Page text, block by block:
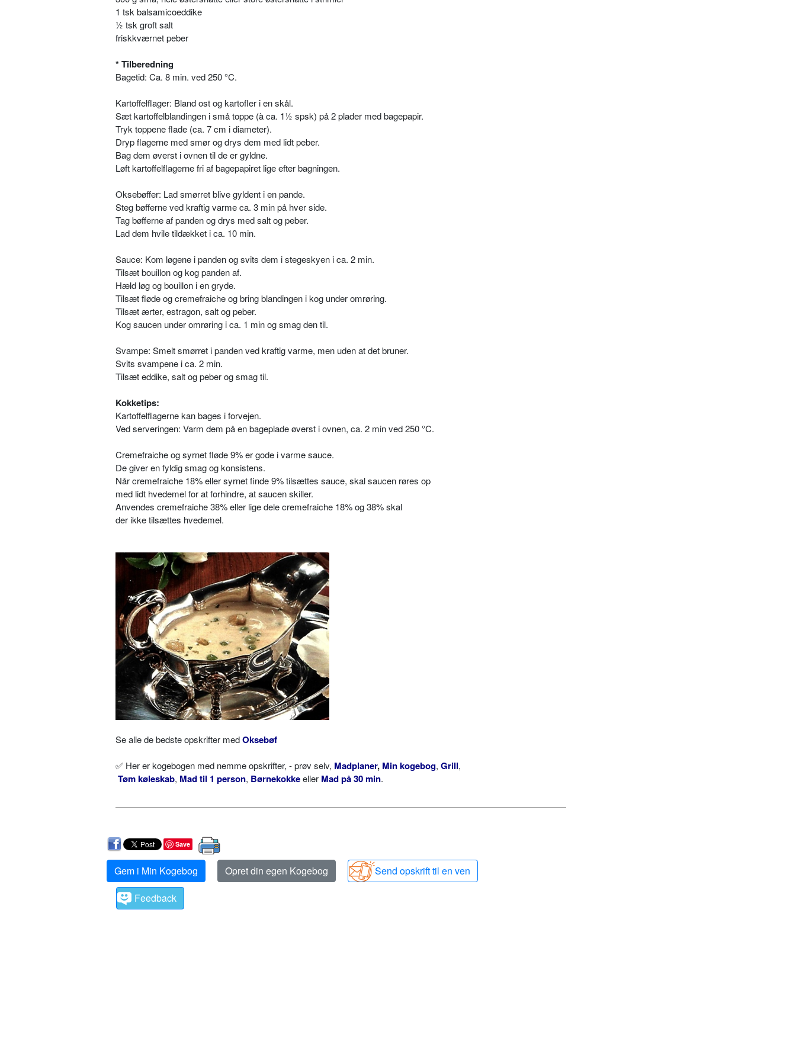
1 tsk balsamicoeddike
½ tsk groft salt
friskkværnet peber
* Tilberedning
Bagetid: Ca. 8 min. ved 250 °C.
Kartoffelflager: Bland ost og kartofler i en skål.
Sæt kartoffelblandingen i små toppe (à ca. 1½ spsk) på 2 plader med bagepapir.
Tryk toppene flade (ca. 7 cm i diameter).
Dryp flagerne med smør og drys dem med lidt peber.
Bag dem øverst i ovnen til de er gyldne.
Løft kartoffelflagerne fri af bagepapiret lige efter bagningen.
Oksebøffer: Lad smørret blive gyldent i en pande.
Steg bøfferne ved kraftig varme ca. 3 min på hver side.
Tag bøfferne af panden og drys med salt og peber.
Lad dem hvile tildækket i ca. 10 min.
Sauce: Kom løgene i panden og svits dem i stegeskyen i ca. 2 min.
Tilsæt bouillon og kog panden af.
Hæld løg og bouillon i en gryde.
Tilsæt fløde og cremefraiche og bring blandingen i kog under omrøring.
Tilsæt ærter, estragon, salt og peber.
Kog saucen under omrøring i ca. 1 min og smag den til.
Svampe: Smelt smørret i panden ved kraftig varme, men uden at det bruner.
Svits svampene i ca. 2 min.
Tilsæt eddike, salt og peber og smag til.
Kokketips:
Kartoffelflagerne kan bages i forvejen.
Ved serveringen: Varm dem på en bageplade øverst i ovnen, ca. 2 min ved 250 °C.
Cremefraiche og syrnet fløde 9% er gode i varme sauce.
De giver en fyldig smag og konsistens.
Når cremefraiche 18% eller syrnet finde 9% tilsættes sauce, skal saucen røres op
med lidt hvedemel for at forhindre, at saucen skiller.
Anvendes cremefraiche 38% eller lige dele cremefraiche 18% og 38% skal
der ikke tilsættes hvedemel.
Se alle de bedste opskrifter medOksebøf
✅ Her er kogebogen med nemme opskrifter, - prøv selv, Madplaner, Min kogebog, Grill,
Tøm køleskab, Mad til 1 person, Børnekokkeeller Mad på 30 min.
Save
Gem i Min Kogebog Opret din egen Kogebog
Send opskrift til en ven
Feedback